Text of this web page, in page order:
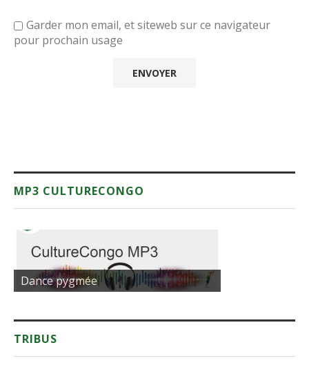
Garder mon email, et siteweb sur ce navigateur
pour prochain usage
MP3 CULTURECONGO
Dance pygmée
TRIBUS